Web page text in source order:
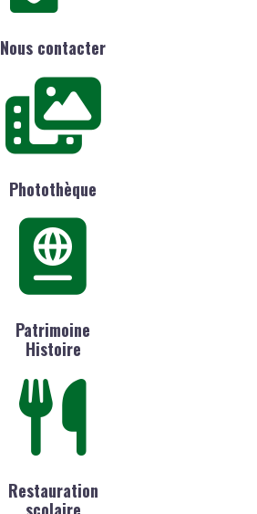
Nous contacter
Photothèque
Patrimoine
Histoire
Restauration